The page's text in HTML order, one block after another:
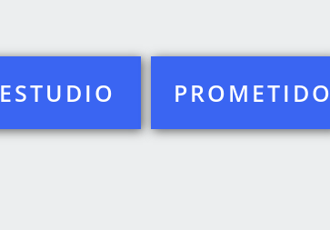
ESTUDIO PROMETIDO